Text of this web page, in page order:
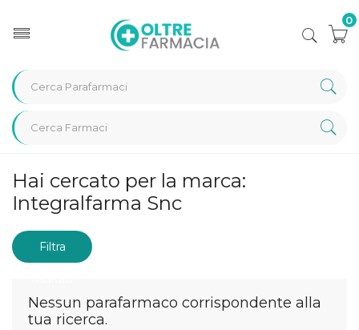
0
Home Marche parafarmaci Integralfarma Snc
Hai cercato per la marca:
Integralfarma Snc
Filtra
Nessun parafarmaco corrispondente alla
tua ricerca.